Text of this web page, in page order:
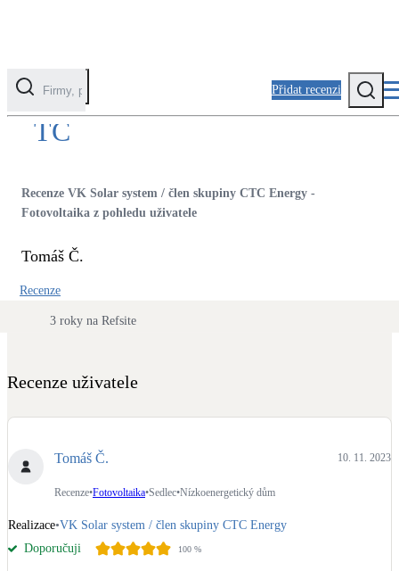
Přidat recenzi
Kategorie
Fotovoltaika
Solární ohřev vody
Zateplení
Klimatizace
Tepelná čerpadla na chlazení
TČ
Kontaktovat uživatele
Recenze VK Solar system / člen skupiny CTC Energy -
Fotovoltaika z pohledu uživatele
Tomáš Č.
Recenze
3 roky na Refsite
Recenze uživatele
Tomáš Č. 10. 11. 2023
Recenze•Fotovoltaika•Sedlec•Nízkoenergetický dům
Realizace•VK Solar system / člen skupiny CTC Energy
Doporučuji
100 %